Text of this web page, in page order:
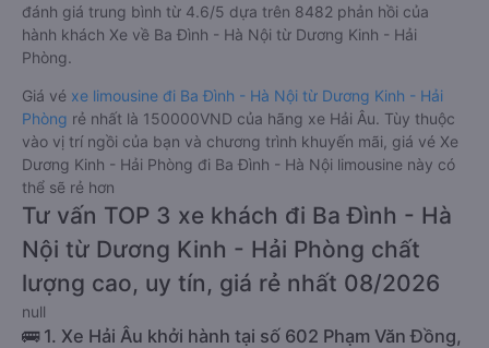
đánh giá trung bình từ 4.6/5 dựa trên 8482 phản hồi của
hành khách Xe về Ba Đình - Hà Nội từ Dương Kinh - Hải
Phòng.
Giá vé xe limousine đi Ba Đình - Hà Nội từ Dương Kinh - Hải
Phòng rẻ nhất là 150000VND của hãng xe Hải Âu. Tùy thuộc
vào vị trí ngồi của bạn và chương trình khuyến mãi, giá vé Xe
Dương Kinh - Hải Phòng đi Ba Đình - Hà Nội limousine này có
thể sẽ rẻ hơn
Tư vấn TOP 3 xe khách đi Ba Đình - Hà
Nội từ Dương Kinh - Hải Phòng chất
lượng cao, uy tín, giá rẻ nhất 08/2026
null
🚌 1. Xe Hải Âu khởi hành tại số 602 Phạm Văn Đồng,